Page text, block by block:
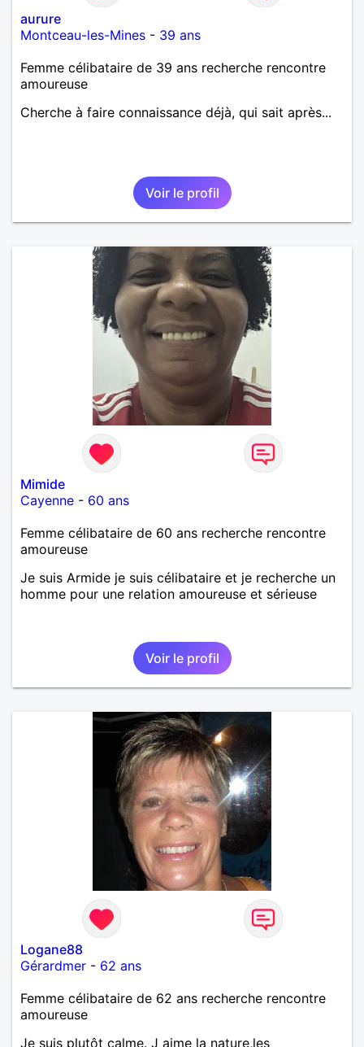
aurure
Montceau-les-Mines - 39 ans
Femme célibataire de 39 ans recherche rencontre
amoureuse
Cherche à faire connaissance déjà, qui sait après...
Voir le profil
Mimide
Cayenne - 60 ans
Femme célibataire de 60 ans recherche rencontre
amoureuse
Je suis Armide je suis célibataire et je recherche un
homme pour une relation amoureuse et sérieuse
Voir le profil
Logane88
Gérardmer - 62 ans
Femme célibataire de 62 ans recherche rencontre
amoureuse
Je suis plutôt calme. J aime la nature,les